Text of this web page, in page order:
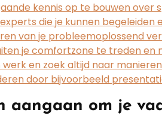
kennis op te bouwen over
die je kunnen begeleiden
van je probleemoplossend
je comfortzone te treden en
werk en zoek altijd naar
door bijvoorbeeld
aangaan om je